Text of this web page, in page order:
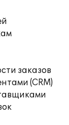
заказов
(CRM)